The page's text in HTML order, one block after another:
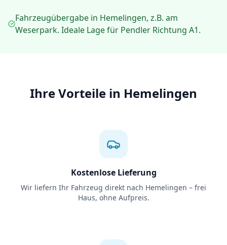
Fahrzeugübergabe in Hemelingen, z.B. am
Weserpark. Ideale Lage für Pendler Richtung A1.
Ihre Vorteile in Hemelingen
Kostenlose Lieferung
Wir liefern Ihr Fahrzeug direkt nach Hemelingen – frei
Haus, ohne Aufpreis.